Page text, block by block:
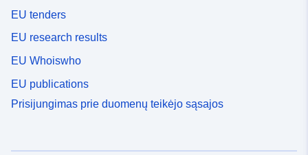
EU tenders
EU research results
EU Whoiswho
EU publications
Prisijungimas prie duomenų teikėjo sąsajos